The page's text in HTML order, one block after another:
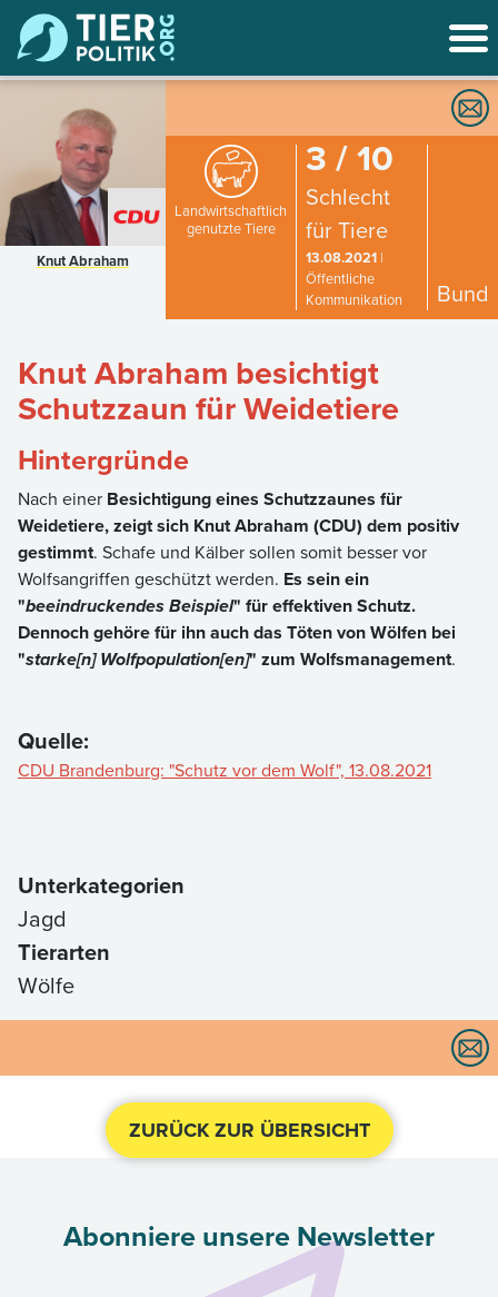
Knut Abraham
Landwirtschaftlich
genutzte Tiere
3 / 10
Schlecht
für Tiere
13.08.2021 |
Öffentliche
Kommunikation
Bund
Knut Abraham besichtigt
Schutzzaun für Weidetiere
Hintergründe
Nach einer Besichtigung eines Schutzzaunes für
Weidetiere, zeigt sich Knut Abraham (CDU) dem positiv
gestimmt. Schafe und Kälber sollen somit besser vor
Wolfsangriffen geschützt werden. Es sein ein
"beeindruckendes Beispiel" für effektiven Schutz.
Dennoch gehöre für ihn auch das Töten von Wölfen bei
"starke[n] Wolfpopulation[en]" zum Wolfsmanagement.
Quelle:
CDU Brandenburg: "Schutz vor dem Wolf", 13.08.2021
Unterkategorien
Jagd
Tierarten
Wölfe
ZURÜCK ZUR ÜBERSICHT
Abonniere unsere Newsletter